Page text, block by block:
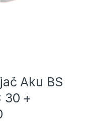
Aku BS
30 +